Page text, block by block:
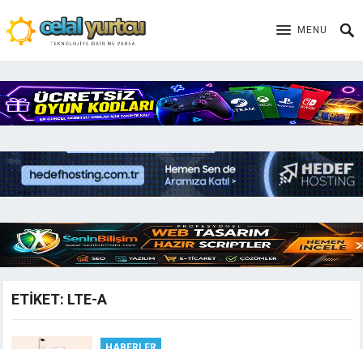
MENU
ETIKET: LTE-A